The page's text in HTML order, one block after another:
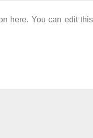
here. You can edit this